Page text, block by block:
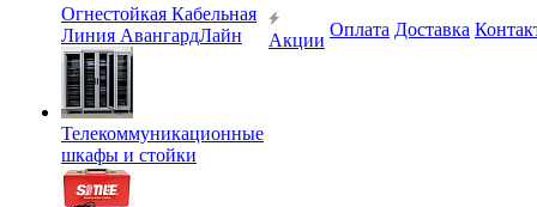
Огнестойкая Кабельная
Линия АвангардЛайн
Телекоммуникационные
шкафы и стойки
Акции
Оплата Доставка